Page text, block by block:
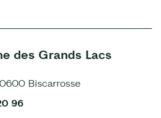
des Grands Lacs
Biscarrosse
96